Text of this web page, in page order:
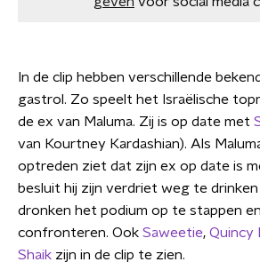
In de clip hebben verschillende
gastrol. Zo speelt het Israëlische
de ex van Maluma. Zij is op date met
van Kourtney Kardashian). Als
optreden ziet dat zijn ex op date is
besluit hij zijn verdriet weg te
dronken het podium op te stappen
confronteren. Ook Saweetie, Quincy
Shaik zijn in de clip te zien.